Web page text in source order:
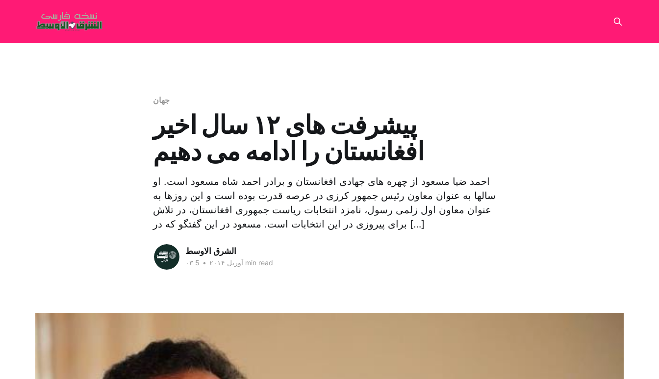
جهان
پیشرفت های ۱۲ سال اخیر
افغانستان را ادامه می دهیم
احمد ضیا مسعود از چهره های جهادی افغانستان و برادر احمد شاه مسعود است. او
سالها به عنوان معاون رئیس جمهور کرزی در عرصه قدرت بوده است و این روزها به
عنوان معاون اول زلمی رسول، نامزد انتخابات ریاست جمهوری افغانستان، در تلاش
برای پیروزی در این انتخابات است. مسعود در این گفتگو که در […]
الشرق الاوسط
۰۳ آوریل ۲۰۱۴ • 5 min read